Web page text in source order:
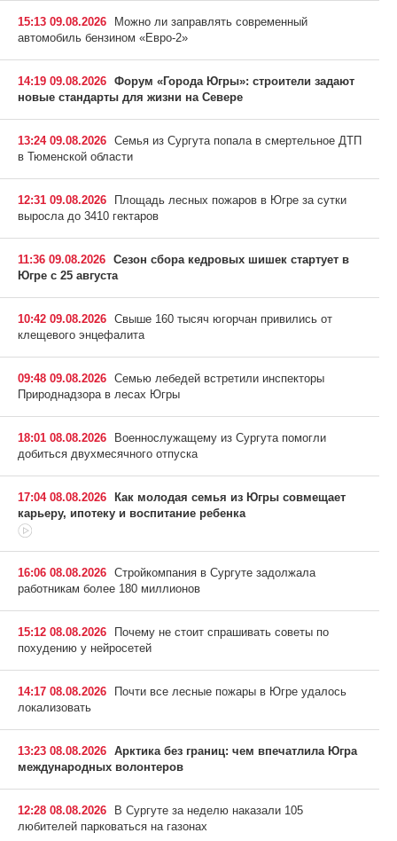
15:13 09.08.2026
Можно ли заправлять современный
автомобиль бензином «Евро-2»
14:19 09.08.2026 Форум «Города Югры»: строители задают
новые стандарты для жизни на Севере
13:24 09.08.2026 Семья из Сургута попала в смертельное ДТП
в Тюменской области
12:31 09.08.2026
Площадь лесных пожаров в Югре за сутки
выросла до 3410 гектаров
11:36 09.08.2026 Сезон сбора кедровых шишек стартует в
Югре с 25 августа
10:42 09.08.2026 Свыше 160 тысяч югорчан привились от
клещевого энцефалита
09:48 09.08.2026 Семью лебедей встретили инспекторы
Природнадзора в лесах Югры
18:01 08.08.2026
Военнослужащему из Сургута помогли
добиться двухмесячного отпуска
17:04 08.08.2026
Как молодая семья из Югры совмещает
карьеру, ипотеку и воспитание ребенка
16:06 08.08.2026 Стройкомпания в Сургуте задолжала
работникам более 180 миллионов
15:12 08.08.2026
Почему не стоит спрашивать советы по
похудению у нейросетей
14:17 08.08.2026
Почти все лесные пожары в Югре удалось
локализовать
13:23 08.08.2026 Арктика без границ: чем впечатлила Югра
международных волонтеров
12:28 08.08.2026
В Сургуте за неделю наказали 105
любителей парковаться на газонах